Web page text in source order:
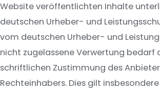
Website veröffentlichten Inhalte
deutschen Urheber- und
vom deutschen Urheber- und
nicht zugelassene Verwertung bedarf
schriftlichen Zustimmung des
Rechteinhabers. Dies gilt